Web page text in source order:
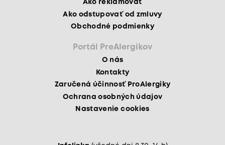
Ako reklamovať
Ako odstupovať od zmluvy
Obchodné podmienky
Portál PreAlergikov
O nás
Kontakty
Zaručená účinnosť ProAlergiky
Ochrana osobných údajov
Nastavenie cookies